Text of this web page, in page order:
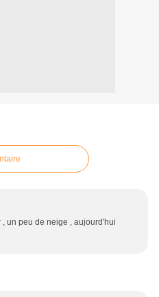
un peu de neige , aujourd'hui